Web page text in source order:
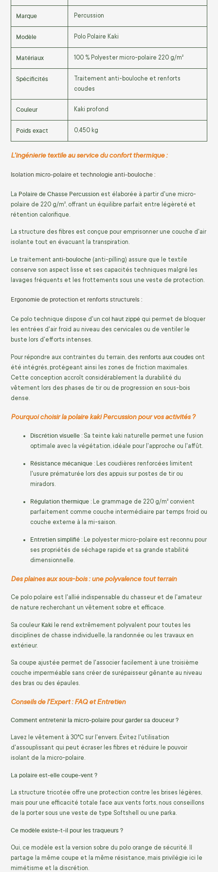
Marque Percussion
Modèle Polo Polaire Kaki
Matériaux 100 % Polyester micro-polaire 220 g/m²
Spécificités
Traitement anti-bouloche et renforts
coudes
Couleur Kaki profond
Poids exact 0,450 kg
L'ingénierie textile au service du confort thermique :
Isolation micro-polaire et technologie anti-bouloche :
La Polaire de Chasse Percussion est élaborée à partir d'une micro-
polaire de 220 g/m², offrant un équilibre parfait entre légèreté et
rétention calorifique.
La structure des fibres est conçue pour emprisonner une couche d'air
isolante tout en évacuant la transpiration.
Le traitement anti-bouloche (anti-pilling) assure que le textile
conserve son aspect lisse et ses capacités techniques malgré les
lavages fréquents et les frottements sous une veste de protection.
Ergonomie de protection et renforts structurels :
Ce polo technique dispose d'un col haut zippé qui permet de bloquer
les entrées d'air froid au niveau des cervicales ou de ventiler le
buste lors d'efforts intenses.
Pour répondre aux contraintes du terrain, des renforts aux coudes ont
été intégrés, protégeant ainsi les zones de friction maximales.
Cette conception accroît considérablement la durabilité du
vêtement lors des phases de tir ou de progression en sous-bois
dense.
Pourquoi choisir la polaire kaki Percussion pour vos activités ?
Discrétion visuelle : Sa teinte kaki naturelle permet une fusion
optimale avec la végétation, idéale pour l'approche ou l'affût.
Résistance mécanique : Les coudières renforcées limitent
l'usure prématurée lors des appuis sur postes de tir ou
miradors.
Régulation thermique : Le grammage de 220 g/m² convient
parfaitement comme couche intermédiaire par temps froid ou
couche externe à la mi-saison.
Entretien simplifié : Le polyester micro-polaire est reconnu pour
ses propriétés de séchage rapide et sa grande stabilité
dimensionnelle.
Des plaines aux sous-bois : une polyvalence tout terrain
Ce polo polaire est l'allié indispensable du chasseur et de l'amateur
de nature recherchant un vêtement sobre et efficace.
Sa couleur Kaki le rend extrêmement polyvalent pour toutes les
disciplines de chasse individuelle, la randonnée ou les travaux en
extérieur.
Sa coupe ajustée permet de l'associer facilement à une troisième
couche imperméable sans créer de surépaisseur gênante au niveau
des bras ou des épaules.
Conseils de l'Expert : FAQ et Entretien
Comment entretenir la micro-polaire pour garder sa douceur ?
Lavez le vêtement à 30°C sur l'envers. Évitez l'utilisation
d'assouplissant qui peut écraser les fibres et réduire le pouvoir
isolant de la micro-polaire.
La polaire est-elle coupe-vent ?
La structure tricotée offre une protection contre les brises légères,
mais pour une efficacité totale face aux vents forts, nous conseillons
de la porter sous une veste de type Softshell ou une parka.
Ce modèle existe-t-il pour les traqueurs ?
Oui, ce modèle est la version sobre du polo orange de sécurité. Il
partage la même coupe et la même résistance, mais privilégie ici le
mimétisme et la discrétion.